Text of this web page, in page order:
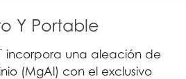
Y Portable
incorpora una aleación de
(MgAl) con el exclusivo